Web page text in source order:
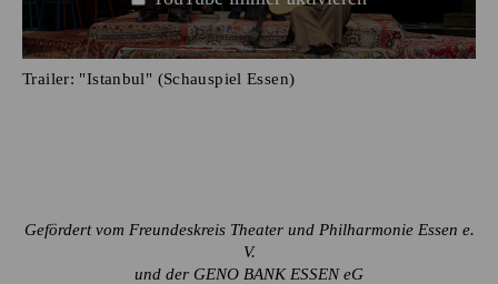
Trailer: "Istanbul" (Schauspiel Essen)
Gefördert vom Freundeskreis Theater und Philharmonie Essen e.
V.
und der GENO BANK ESSEN eG